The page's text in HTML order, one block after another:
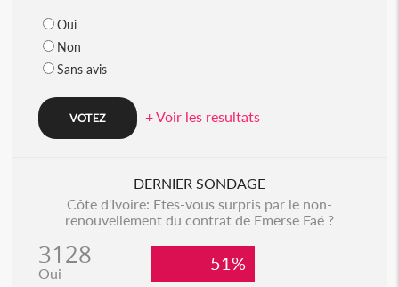
Oui
Non
Sans avis
+ Voir les resultats
DERNIER SONDAGE
Côte d'Ivoire: Etes-vous surpris par le non-
renouvellement du contrat de Emerse Faé ?
3128
Oui 51%